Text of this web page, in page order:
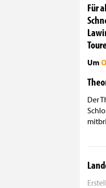
Für
Um
Der